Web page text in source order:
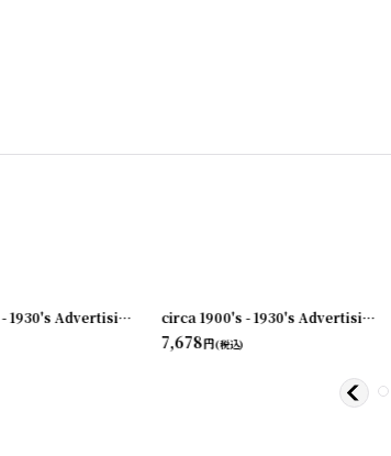
[231003-10
circa 1900's - 1930's Advertising Clip NORWICH・UNION... [231003-09
circa 1900's - 1930's Advertising Clip THE F. BISSELL COMPANY
7,678円(税込)